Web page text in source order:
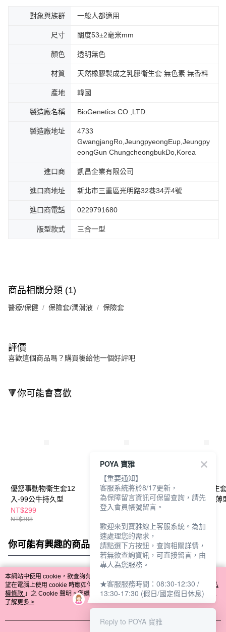
對象與族群 一般人都適用
尺寸 闊度53±2毫米mm
顏色 透明無色
材質 天然橡膠製成之乳膠衛生套 無色素 無香料
產地 韓國
製造廠名稱 BioGenetics CO.,LTD.
製造廠地址
4733
GwangjangRo,JeungpyeongEup,Jeungpy
eongGun ChungcheongbukDo,Korea
進口商 凱昌企業有限公司
進口商地址 新北市三重區光明路32巷34弄4號
進口商電話 0229791680
版型款式 三合一型
商品相關分類 (1)
醫療/保健 保險套/潤滑液 保險套
評價
喜歡這個商品嗎？購買後給他一個好評吧
🔻你可能會喜歡
優您事動物衛生套12
入-99公牛持久型
NT$299
NT$388
勁威衛生套24入-三合
一型
NT$119
優您事動物衛生
入-隱形貓咪超薄
你可能有興趣的商品 全站排行
熱門標籤
本網站中使用 cookie，欲查詢有關本網站使用 cookie 方式之詳情，及若您不希
望在電腦上使用 cookie 時應如何變更電腦的 cookie 設定，請參閱本網站「
隱私
權條款 」之 Cookie 聲明。您繼續使用本網站即表示您同意本公司得按本網站使
用條款之 Cookie 聲明使用 cookie。
了解更多 >
POYA 寶雅
【重要通知】
客服系統將於8/17更新，
為保障留言資訊可保留查詢，請先
登入會員帳號留言。
歡迎來到寶雅線上客服系統。為加
速處理您的需求，
請點選下方按鈕，查詢相關詳情，
若無欲查詢資訊，可直接留言，由
專人為您服務。
★客服服務時間：08:30-12:30 /
13:30-17:30 (假日/國定假日休息)
Reply to POYA 寶雅